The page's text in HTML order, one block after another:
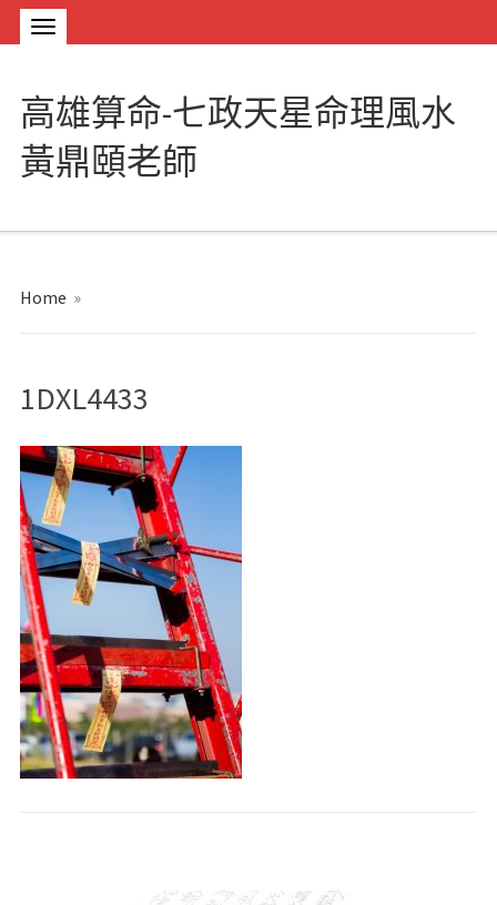
高雄算命-七政天星命理風水
黃鼎頤老師
Home »
1DXL4433